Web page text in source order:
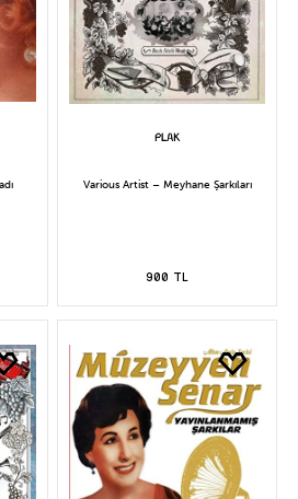
Various Artist – Meyhane Şarkıları
900 TL